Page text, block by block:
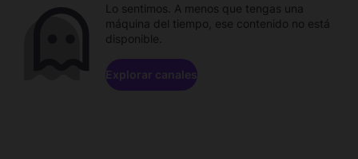
Lo sentimos. A menos que tengas una
máquina del tiempo, ese contenido no está
disponible.
Explorar canales